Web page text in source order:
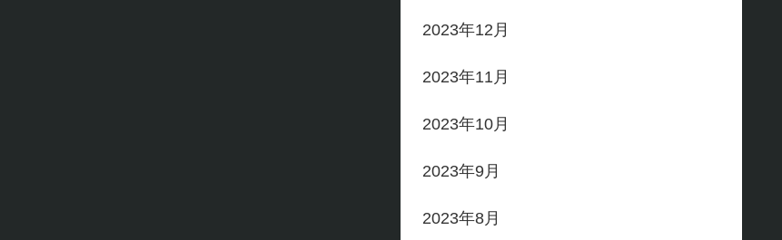
2023年12月
2023年11月
2023年10月
2023年9月
2023年8月